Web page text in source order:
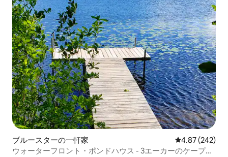
ブルースターの一軒家 レビュー242
4.87 (242)
ウォーターフロント・ポンドハウス - 3エーカーのケープコ